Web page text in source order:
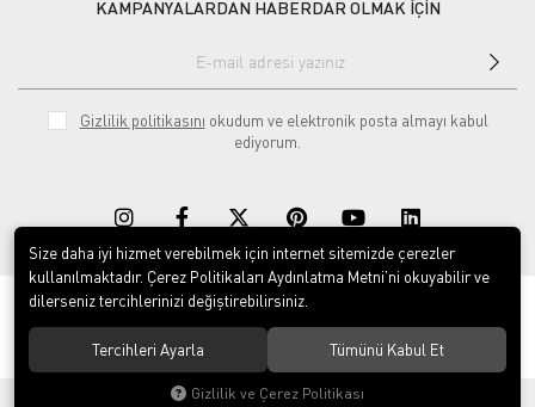
KAMPANYALARDAN HABERDAR OLMAK İÇİN
Gizlilik politikasını okudum ve elektronik posta almayı kabul
ediyorum.
© 2020Rekor Müzik. Tüm hakları saklıdır.
Yeni Nesil E-Ticaret Sistemleri ile Hazırlanmıştır.
Size daha iyi hizmet verebilmek için internet sitemizde çerezler
kullanılmaktadır. Çerez Politikaları Aydınlatma Metni’ni okuyabilir ve
dilerseniz tercihlerinizi değiştirebilirsiniz.
Tercihleri Ayarla Tümünü Kabul Et
Gizlilik ve Çerez Politikası